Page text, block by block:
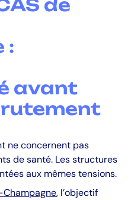
de
:
avant
ne concernent pas
de santé. Les structures
aux mêmes tensions.
, l’objectif